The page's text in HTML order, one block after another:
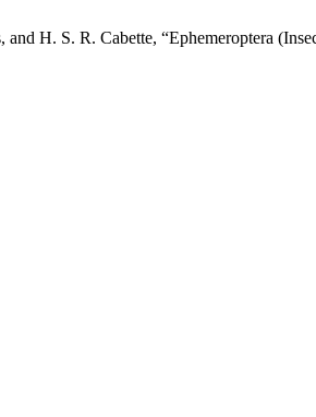
and H. S. R. Cabette, “Ephemeroptera